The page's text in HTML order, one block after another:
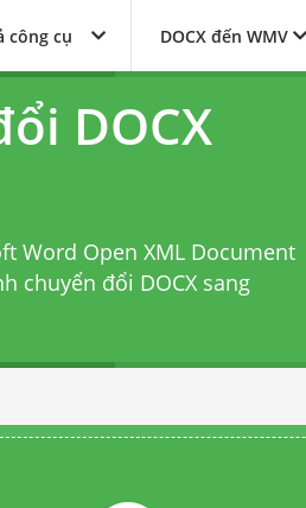
công cụ DOCX đến WMV
DOCX
Word Open XML Document
chuyển đổi DOCX sang